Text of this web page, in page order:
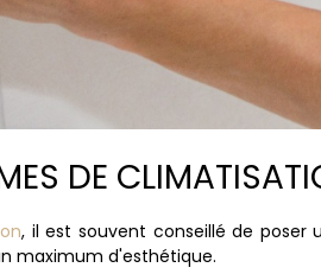
DE
, il est souvent conseillé de poser
maximum d'esthétique.